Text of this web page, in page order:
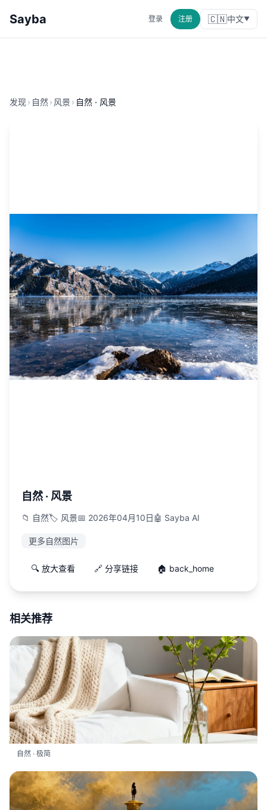
Sayba 登录 注册 🇨🇳中文▼
发现› 自然› 风景 › 自然 · 风景
自然 · 风景
📁 自然🏷️ 风景📅 2026年04月10日🤖 Sayba AI
更多自然图片
🔍 放大查看 🔗 分享链接 🏠 back_home
相关推荐
自然 · 极简